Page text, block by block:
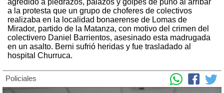
a la protesta que un grupo de choferes de colectivos
realizaba en la localidad bonaerense de Lomas de
Mirador, partido de la Matanza, con motivo del crimen del
colectivero Daniel Barrientos, asesinado esta madrugada
en un asalto. Berni sufrió heridas y fue trasladado al
hospital Churruca.
Policiales